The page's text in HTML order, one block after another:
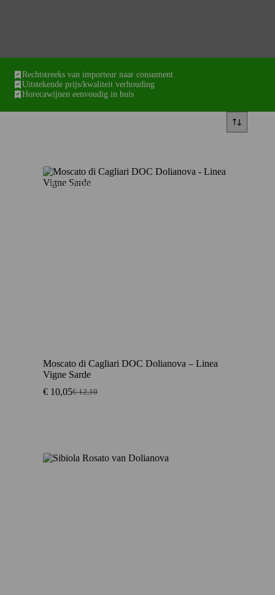
Rechtstreeks van importeur naar consument
Uitstekende prijs/kwaliteit verhouding
Horecawijnen eenvoudig in huis
Aanbieding
Moscato di Cagliari DOC Dolianova – Linea
Vigne Sarde
€12,10
Oorspronkelijke
€ 10,05Huidige